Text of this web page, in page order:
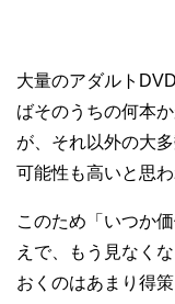
大量のアダルト
ばそのうちの何本
が、それ以外の大
可能性も高いと思わ
このため「いつか
えで、もう見なく
おくのはあまり得